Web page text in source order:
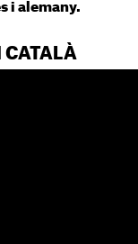
i alemany.
CATALÀ